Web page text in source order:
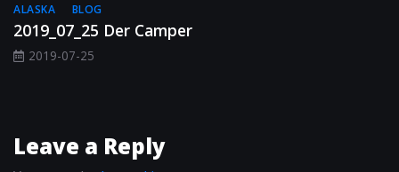
ALASKA BLOG
2019_07_25 Der Camper
2019-07-25
Leave a Reply